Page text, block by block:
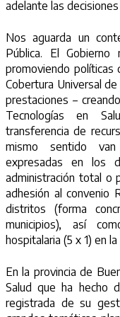
adelante las
Nos aguarda un
Pública. El Gobierno
promoviendo políticas
Cobertura Universal de
prestaciones –
Tecnologías en
transferencia de
mismo sentido
expresadas en los
administración total o
adhesión al convenio
distritos (forma
municipios), así
hospitalaria (5 x 1) en la
En la provincia de
Salud que ha hecho
registrada de su